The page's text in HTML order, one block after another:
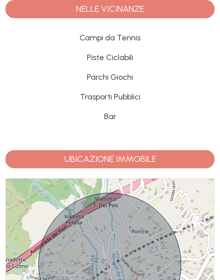
NELLE VICINANZE
Campi da Tennis
Piste Ciclabili
Parchi Giochi
Trasporti Pubblici
Bar
UBICAZIONE IMMOBILE